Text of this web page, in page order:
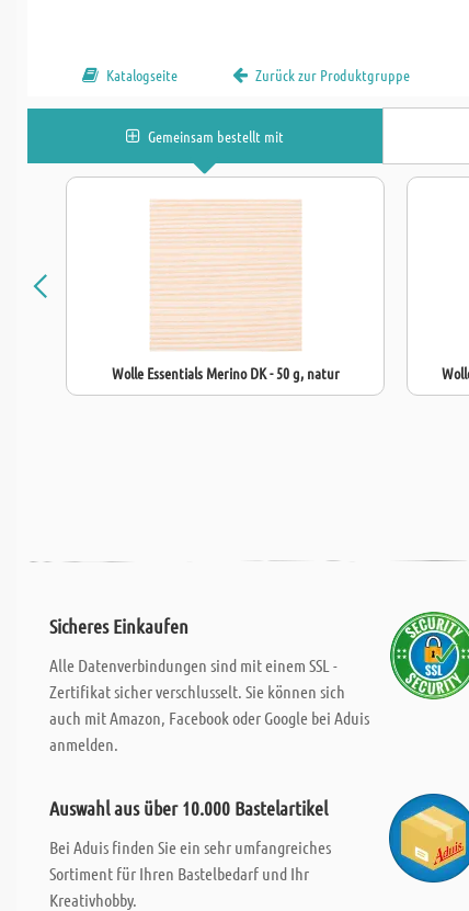
Katalogseite Zurück zur Produktgruppe
Gemeinsam bestellt mit
Wolle Essentials Merino DK - 50 g, natur
Sicheres Einkaufen
Alle Datenverbindungen sind mit einem SSL -
Zertifikat sicher verschlusselt. Sie können sich
auch mit Amazon, Facebook oder Google bei Aduis
anmelden.
Auswahl aus über 10.000 Bastelartikel
Bei Aduis finden Sie ein sehr umfangreiches
Sortiment für Ihren Bastelbedarf und Ihr
Kreativhobby.